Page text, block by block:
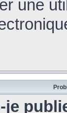
une
je